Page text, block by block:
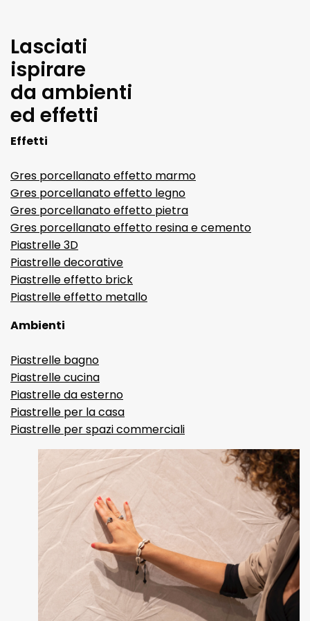
Lasciati
ispirare
da ambienti
ed effetti
Effetti
Gres porcellanato effetto marmo
Gres porcellanato effetto legno
Gres porcellanato effetto pietra
Gres porcellanato effetto resina e cemento
Piastrelle 3D
Piastrelle decorative
Piastrelle effetto brick
Piastrelle effetto metallo
Ambienti
Piastrelle bagno
Piastrelle cucina
Piastrelle da esterno
Piastrelle per la casa
Piastrelle per spazi commerciali